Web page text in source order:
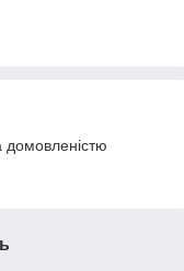
домовленістю